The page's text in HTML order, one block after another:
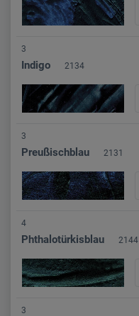
3
Indigo 2134
3
Preußischblau 2131
4
Phthalotürkisblau 2144
3